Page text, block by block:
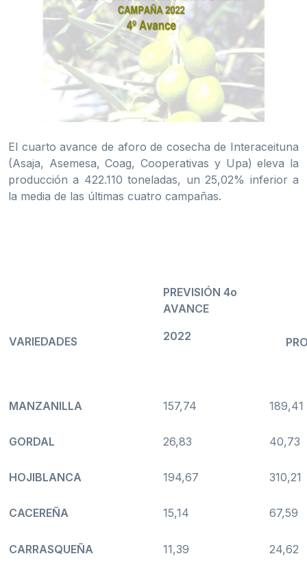
El cuarto avance de aforo de cosecha de Interaceituna
(Asaja, Asemesa, Coag, Cooperativas y Upa) eleva la
producción a 422.110 toneladas, un 25,02% inferior a
la media de las últimas cuatro campañas.
VARIEDADES
PREVISIÓN 4o
AVANCE
2022
MANZANILLA 157,74 189,41
GORDAL 26,83 40,73
HOJIBLANCA 194,67 310,21
CACEREÑA 15,14 67,59
CARRASQUEÑA 11,39 24,62